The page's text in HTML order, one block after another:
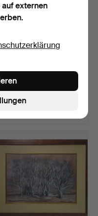
CATALANA. Herr
Hut. Bleistift …
1. Jun 2026
externen